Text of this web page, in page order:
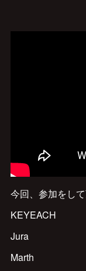
今回、参加をし
KEYEACH
Jura
Marth